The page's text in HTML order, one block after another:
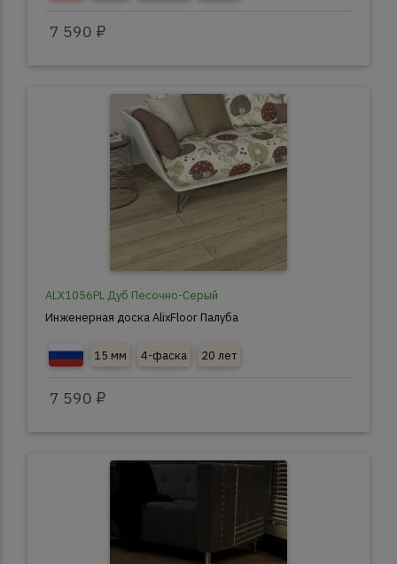
7 590 ₽
ALX1056PL Дуб Песочно-Серый
Инженерная доска AlixFloor Палуба
15 мм 4-фаска 20 лет
7 590 ₽